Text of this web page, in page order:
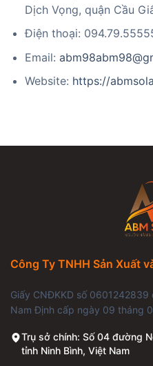
Dịch Vọng, quận Cầu
Điện thoại:
Email:
Website: https://
Công Ty TNHH Sản Xuất
Giấy CNĐKKD số
Nam Định cấp ngày 09 tháng
Trụ sở chính: Số 04 đường
tỉnh Ninh Bình, Việt Nam